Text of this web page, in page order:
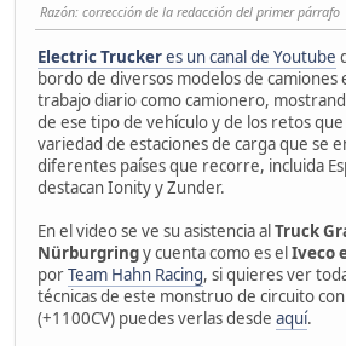
Razón: corrección de la redacción del primer párrafo
Electric Truckeres un canal de Youtube
bordo de diversos modelos de camiones
trabajo diario como camionero,
de ese tipo de vehículo y de los retos
variedad de estaciones de carga que se
diferentes países que recorre, incluida
destacan Ionity y Zunder.
En el video se ve su asistencia alTruck
Nürburgringy cuenta como es elIveco
porTeam Hahn Racing, si quieres ver
técnicas de este monstruo de circuito
(+1100CV) puedes verlas desde aquí.